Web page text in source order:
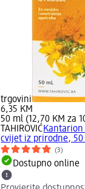
trgovini
6,35 KM
50 ml (12,70 KM za
TAHIROVIĆ
cvijet iz prirodne,
(3)
Dostupno online